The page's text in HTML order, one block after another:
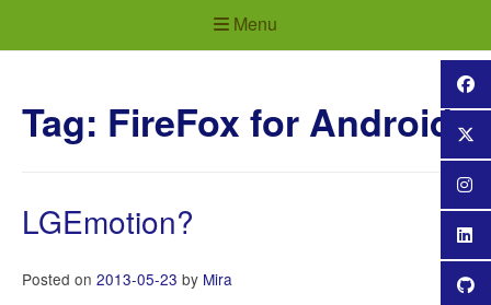
Menu
Tag: FireFox for Android
LGEmotion?
Posted on 2013-05-23 by Mira